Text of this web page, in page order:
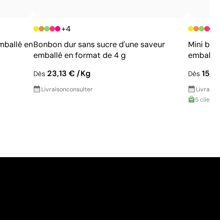
en
+4
Bonbon dur sans sucre d'une saveur
emballé en format de 4 g
Dès 23,13 € /Kg
Livraisonconsulter
Mini
emballé
Dès
5